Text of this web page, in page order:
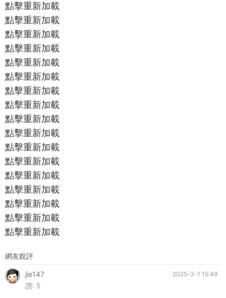
點擊重新加載
點擊重新加載
點擊重新加載
點擊重新加載
點擊重新加載
點擊重新加載
點擊重新加載
點擊重新加載
點擊重新加載
點擊重新加載
點擊重新加載
點擊重新加載
點擊重新加載
點擊重新加載
點擊重新加載
點擊重新加載
點擊重新加載
網友銳評
2025-3-1 15:49
jie147
讚: 5